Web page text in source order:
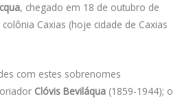
, chegado em 18 de outubro de
Caxias (hoje cidade de Caxias
com estes sobrenomes
Clóvis Beviláqua (1859-1944); o